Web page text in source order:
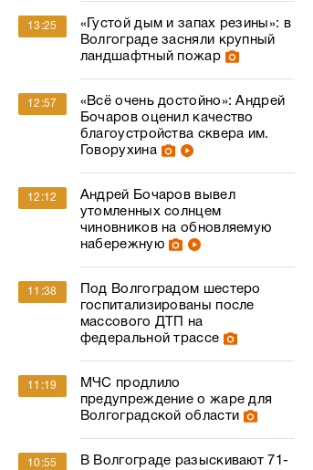
13:25
«Густой дым и запах резины»: в
Волгограде засняли крупный
ландшафтный пожар
12:57
«Всё очень достойно»: Андрей
Бочаров оценил качество
благоустройства сквера им.
Говорухина
12:12
Андрей Бочаров вывел
утомленных солнцем
чиновников на обновляемую
набережную
11:38
Под Волгоградом шестеро
госпитализированы после
массового ДТП на
федеральной трассе
11:19
МЧС продлило
предупреждение о жаре для
Волгоградской области
10:55
В Волгограде разыскивают 71-